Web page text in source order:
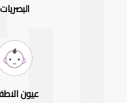
البصريات
عيون